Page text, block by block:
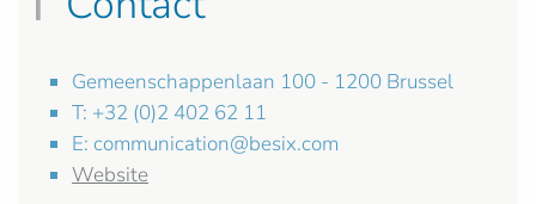
Gemeenschappenlaan 100 - 1200 Brussel
T: +32 (0)2 402 62 11
E: communication@besix.com
Website